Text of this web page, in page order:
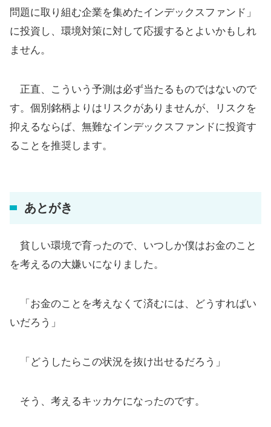
問題に取り組む企業を集めたインデックスファンド」
に投資し、環境対策に対して応援するとよいかもしれ
ません。
正直、こういう予測は必ず当たるものではないので
す。個別銘柄よりはリスクがありませんが、リスクを
抑えるならば、無難なインデックスファンドに投資す
ることを推奨します。
あとがき
貧しい環境で育ったので、いつしか僕はお金のこと
を考えるの大嫌いになりました。
「お金のことを考えなくて済むには、どうすればい
いだろう」
「どうしたらこの状況を抜け出せるだろう」
そう、考えるキッカケになったのです。